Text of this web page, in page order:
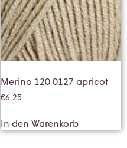
Merino 120 0127 apricot
€6,25
In den Warenkorb